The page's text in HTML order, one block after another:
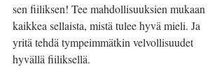
sen fiiliksen! Tee mahdollisuuksien mukaan
kaikkea sellaista, mistä tulee hyvä mieli. Ja
yritä tehdä tympeimmätkin velvollisuudet
hyvällä fiiliksellä.